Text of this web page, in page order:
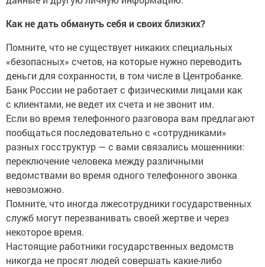
Как не дать обмануть себя и своих близких?
Помните, что не существует никаких специальных
«безопасных» счетов, на которые нужно переводить
деньги для сохранности, в том числе в Центробанке.
Банк России не работает с физическими лицами как
с клиентами, не ведет их счета и не звонит им.
Если во время телефонного разговора вам предлагают
пообщаться последовательно с «сотрудниками»
разных госструктур — с вами связались мошенники:
переключение человека между различными
ведомствами во время одного телефонного звонка
невозможно.
Помните, что иногда лжесотрудники государственных
служб могут перезванивать своей жертве и через
некоторое время.
Настоящие работники государственных ведомств
никогда не просят людей совершать какие-либо